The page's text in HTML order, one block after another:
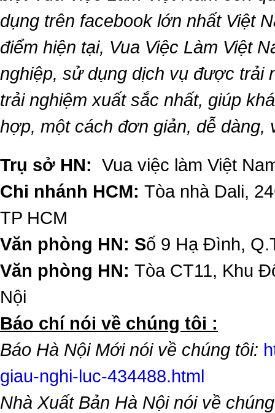
dụng trên facebook lớn nhất Việt
điểm hiện tại, Vua Việc Làm Việt
nghiệp, sử dụng dịch vụ được trải
trải nghiệm xuất sắc nhất, giúp
hợp, một cách đơn giản, dễ dàng,
Trụ sở HN: Vua việc làm Việt
Chi nhánh HCM: Tòa nhà Dali,
TP HCM
Văn phòng HN: Số 9 Hạ Đình,
Văn phòng HN: Tòa CT11, Khu
Nội
​Báo chí nói về chúng tôi :
Báo Hà Nội Mới nói về chúng tôi:
giau-nghi-luc-434488.html
Nhà Xuất Bản Hà Nội nói về chúng